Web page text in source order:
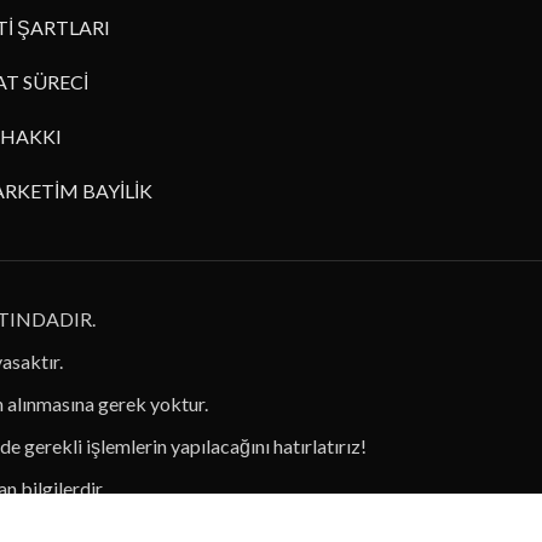
ŞARTLARI
SÜRECİ
BAYİLİK
gerek yoktur.
gerekli işlemlerin yapılacağını hatırlatırız!
bilgilerdir.